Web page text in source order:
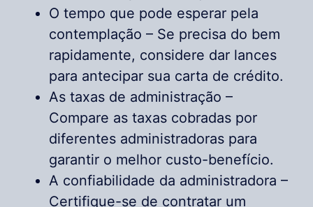
O tempo que pode esperar pela
contemplação – Se precisa do bem
rapidamente, considere dar lances
para antecipar sua carta de crédito.
As taxas de administração –
Compare as taxas cobradas por
diferentes administradoras para
garantir o melhor custo-benefício.
A confiabilidade da administradora –
Certifique-se de contratar um